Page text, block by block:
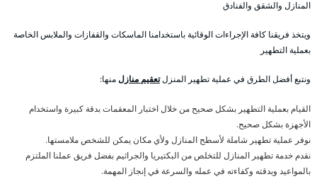
المنازل والشقق والفنادق
ويتخذ فريقنا كافة الإجراءات الوقائية باستخدامنا الماسكات والقفازات والملابس الخاصة
بعملية التطهير
ونتبع أفضل الطرق في عملية تطهير المنزلتعقيم منازلمنها:
القيام بعملية التطهير بشكل صحيح من خلال اختبار المعقمات بدقة كبيرة واستخدام
الأجهزة بشكل صحيح.
نوفر عملية تطهير شاملة لأسطح المنازل ولأي مكان يمكن للشخص ملامستها.
نقدم خدمة تطهير المنازل للتخلص من البكتيريا والجراثيم بفضل فريق عملنا الملتزم
بالمواعيد وبدقته وكفاءته في عمله والسرعة في إنجاز المهمة.